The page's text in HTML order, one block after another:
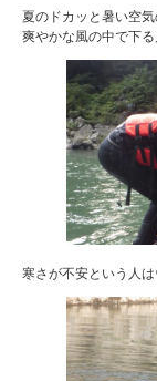
夏のドカッと暑い空
爽やかな風の中で下る
寒さが不安という人